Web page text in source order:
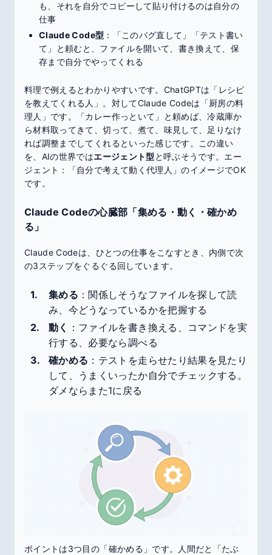
も、それを自分でコピーして貼り付けるのは自分の
仕事
Claude Code型 ：「このバグ直して」「テスト書い
て」と頼むと、ファイルを開いて、書き換えて、保
存まで自分でやってくれる
料理で例えるとわかりやすいです。ChatGPTは「レシピ
を教えてくれる人」。対してClaude Codeは「厨房の料
理人」です。「カレー作っといて」と頼めば、冷蔵庫か
ら材料取ってきて、切って、煮て、味見して、足りなけ
れば調整までしてくれるといった感じです。この違い
を、AIの世界ではエージェント型 と呼ぶそうです。エー
ジェント：「自分で考えて動く代理人」のイメージでOK
です。
Claude Codeの心臓部「集める・動く・確かめ
る」
Claude Codeは、ひとつの仕事をこなすとき、内側で次
の3ステップをぐるぐる回しています。
集める ：関係しそうなファイルを探して読
み、今どうなっているかを把握する
動く
：ファイルを書き換える、コマンドを実
行する、必要なら調べる
確かめる ：テストを走らせたり結果を見たり
して、うまくいったか自分でチェックする。
ダメならまた1に戻る
ポイントは3つ目の「確かめる」です。人間だと「たぶ